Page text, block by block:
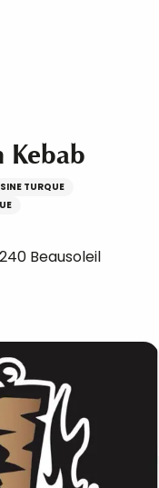
Kebab
TURQUE
Beausoleil